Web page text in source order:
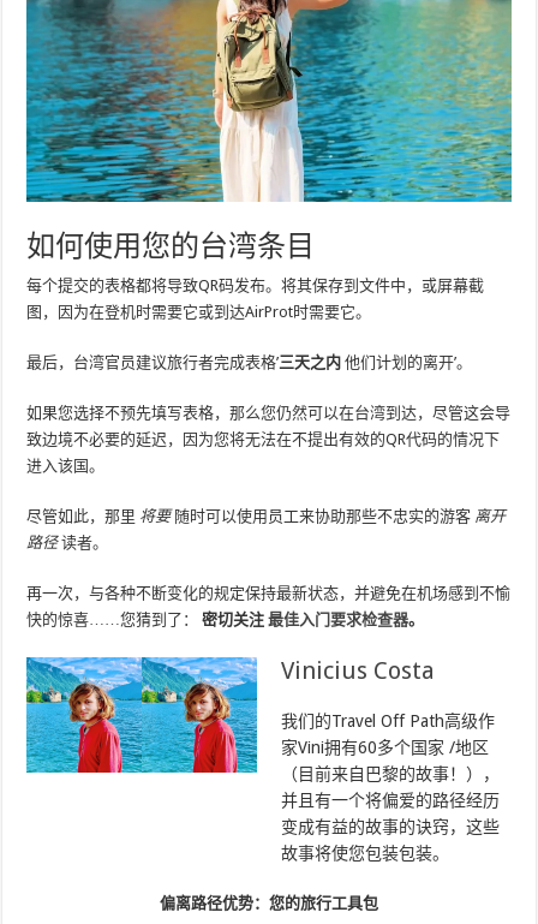
如何使用您的台湾条目
每个提交的表格都将导致QR码发布。将其保存到文件中，或屏幕截
图，因为在登机时需要它或到达AirProt时需要它。
最后，台湾官员建议旅行者完成表格’三天之内 他们计划的离开’。
如果您选择不预先填写表格，那么您仍然可以在台湾到达，尽管这会导
致边境不必要的延迟，因为您将无法在不提出有效的QR代码的情况下
进入该国。
尽管如此，那里 将要 随时可以使用员工来协助那些不忠实的游客 离开
路径读者。
再一次，与各种不断变化的规定保持最新状态，并避免在机场感到不愉
快的惊喜……您猜到了：密切关注最佳入门要求检查器。
Vinicius Costa
我们的Travel Off Path高级作
家Vini拥有60多个国家 /地区
（目前来自巴黎的故事！），
并且有一个将偏爱的路径经历
变成有益的故事的诀窍，这些
故事将使您包装包装。
偏离路径优势：您的旅行工具包